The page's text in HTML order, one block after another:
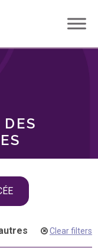
Clear filters